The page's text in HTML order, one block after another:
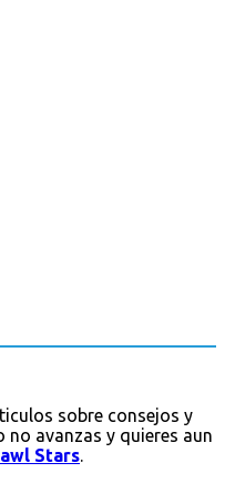
sobre consejos y
avanzas y quieres aun
Stars.